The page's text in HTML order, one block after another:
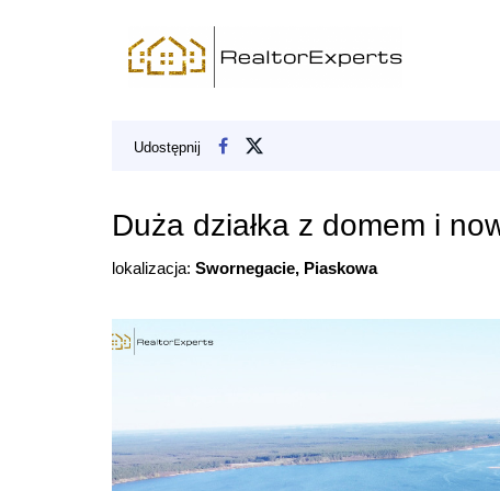
Udostępnij
Duża działka z domem i
lokalizacja: Swornegacie, Piaskowa